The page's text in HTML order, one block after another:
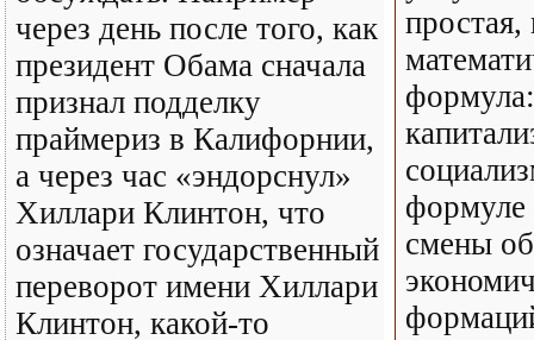
через день после того, как
президент Обама сначала
признал подделку
праймериз в Калифорнии,
а через час «эндорснул»
Хиллари Клинтон, что
означает государственный
переворот имени Хиллари
Клинтон, какой-то
простая,
формуле
смены